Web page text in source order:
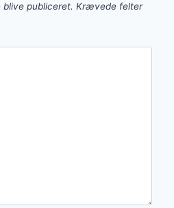
blive publiceret. Krævede felter